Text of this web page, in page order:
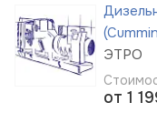
ЭТРО
от 1